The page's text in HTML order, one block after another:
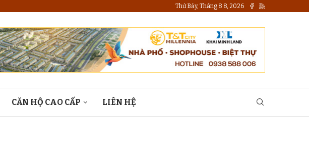
Thứ Bảy, Tháng 8 8, 2026
CĂN HỘ CAO CẤP LIÊN HỆ